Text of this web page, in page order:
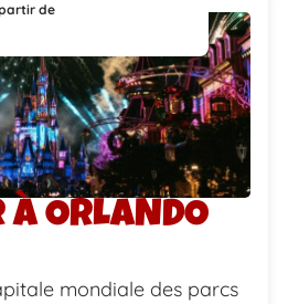
de
À ORLANDO
mondiale des parcs